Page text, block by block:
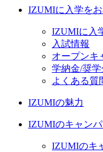
IZUMIに入学を
IZUMIに入
入試情報
オープンキ
学納金/奨
よくある質
IZUMIの魅力
IZUMIのキャン
IZUMIのキ